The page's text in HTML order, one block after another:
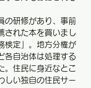
研修があり、事前
された本を買いまし
検定」。地方分権が
各自治体は処理する
。住民に身近なとこ
しい独自の住民サー